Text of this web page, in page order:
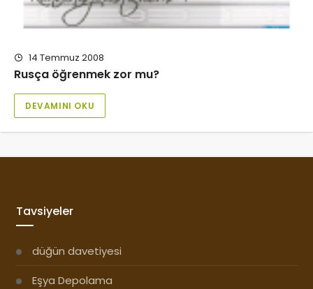
14 Temmuz 2008
Rusça öğrenmek zor mu?
DEVAMINI OKU
Tavsiyeler
düğün davetiyesi
Eşya Depolama